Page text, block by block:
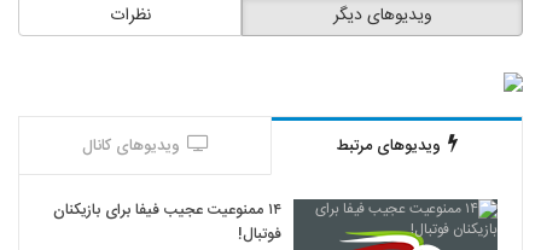
نظرات ویدیوهای دیگر
ویدیوهای مرتبط ویدیوهای کانال
۱۴ ممنوعیت عجیب فیفا برای بازیکنان
فوتبال!